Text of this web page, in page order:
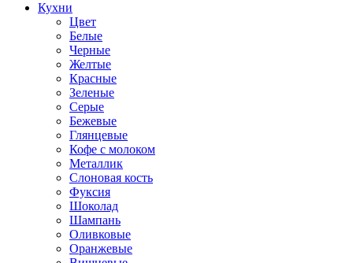
Кухни
Цвет
Белые
Черные
Желтые
Красные
Зеленые
Серые
Бежевые
Глянцевые
Кофе с молоком
Металлик
Слоновая кость
Фуксия
Шоколад
Шампань
Оливковые
Оранжевые